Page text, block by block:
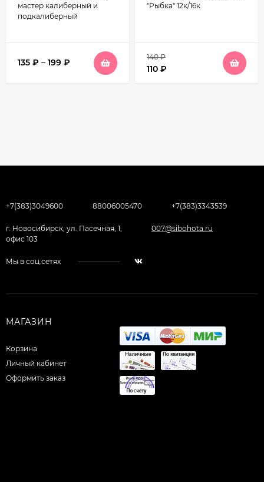
мастер калиберный и
подкалиберный
135 ₽ – 199 ₽
"Рыбка" 12к/16к
140₽
110 ₽
+7(383)3049600 88006005470 +7(383)3343539
г. Новосибирск, ул. Пасечная, 1,
офис 103
007@sibohota.ru
Мы в соц.сетях
МАГАЗИН
Корзина
Личный кабинет
Оформить заказ